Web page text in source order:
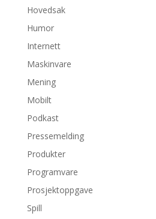
Hovedsak
Humor
Internett
Maskinvare
Mening
Mobilt
Podkast
Pressemelding
Produkter
Programvare
Prosjektoppgave
Spill